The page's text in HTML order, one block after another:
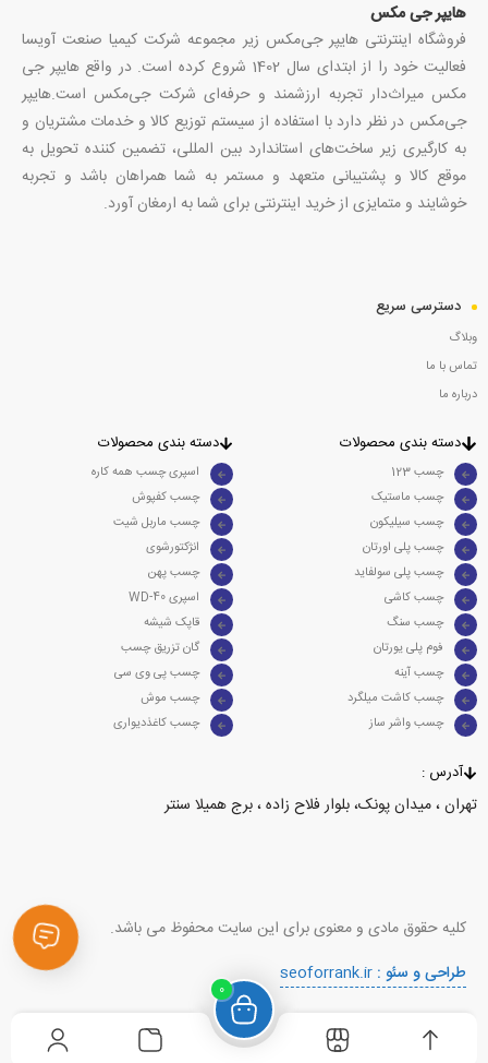
0
هایپر جی مکس
فروشگاه اینترنتی هایپر جی‌مکس زیر مجموعه شرکت کیمیا صنعت آویسا
فعالیت خود را از ابتدای سال 1402 شروع کرده است. در واقع هایپر جی
مکس میراث‌دار تجربه ارزشمند و حرفه‌ای شرکت جی‌مکس است.هایپر
جی‌مکس در نظر دارد با استفاده از سیستم توزیع کالا و خدمات مشتریان و
به کارگیری زیر ساخت‌های استاندارد بین المللی، تضمین کننده تحویل به
موقع کالا و پشتیبانی متعهد و مستمر به شما همراهان باشد و تجربه
خوشایند و متمایزی از خرید اینترنتی برای شما به ارمغان آورد.
دسترسی سریع
وبلاگ
تماس با ما
درباره ما
دسته بندی محصولات
چسب 123
چسب ماستیک
چسب سیلیکون
چسب پلی اورتان
چسب پلی سولفاید
چسب کاشی
چسب سنگ
فوم پلی یورتان
چسب آینه
چسب کاشت میلگرد
چسب واشر ساز
دسته بندی محصولات
اسپری چسب همه کاره
چسب کفپوش
چسب ماربل شیت
انژکتورشوی
چسب پهن
WD-40 اسپری
قاپک شیشه
گان تزریق چسب
چسب پی وی سی
چسب موش
چسب کاغذدیواری
آدرس :
تهران ، میدان پونک، بلوار فلاح زاده ، برج همیلا سنتر
کلیه حقوق مادی و معنوی برای این سایت محفوظ می باشد.
طراحی و سئو :